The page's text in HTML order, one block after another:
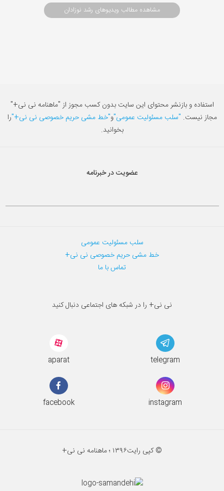
مشاهده مطالب ویدیوهای رشد نوزادان
استفاده و بازنشر محتوای این سایت بدون کسب مجوز از "ماهنامه نی نی+"
مجاز نیست. "سلب مسئولیت عمومی"و"خط مشی حریم خصوصی نی نی+"را
بخوانید.
عضویت در خبرنامه
سلب مسئولیت عمومی
خط مشی حریم خصوصی نی نی+
تماس با ما
نی نی+ را در شبکه های اجتماعی دنبال کنید
aparat telegram
facebook instagram
© کپی رایت۱۳۹۶ ؛ ماهنامه نی نی+